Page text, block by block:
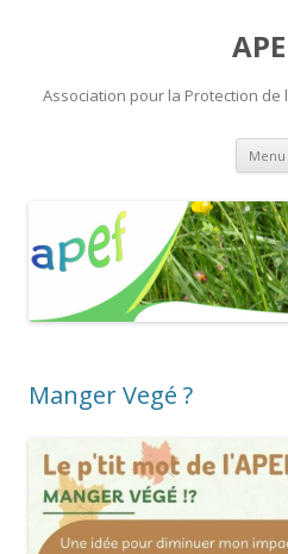
Association pour la Protection de
Menu
Manger Vegé ?